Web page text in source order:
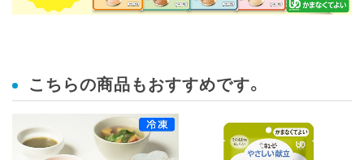
こちらの商品もおすすめです。